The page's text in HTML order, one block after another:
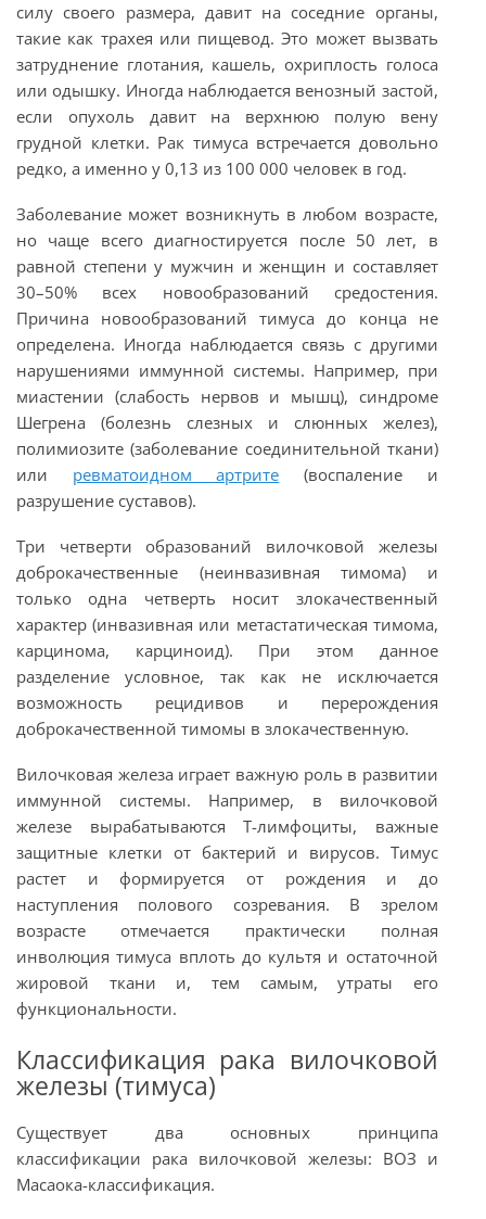
силу своего размера, давит на соседние органы,
такие как трахея или пищевод. Это может вызвать
затруднение глотания, кашель, охриплость голоса
или одышку. Иногда наблюдается венозный застой,
если опухоль давит на верхнюю полую вену
грудной клетки. Рак тимуса встречается довольно
редко, а именно у 0,13 из 100 000 человек в год.
Заболевание может возникнуть в любом возрасте,
но чаще всего диагностируется после 50 лет, в
равной степени у мужчин и женщин и составляет
30–50% всех новообразований средостения.
Причина новообразований тимуса до конца не
определена. Иногда наблюдается связь с другими
нарушениями иммунной системы. Например, при
миастении (слабость нервов и мышц), синдроме
Шегрена (болезнь слезных и слюнных желез),
полимиозите (заболевание соединительной ткани)
или ревматоидном артрите (воспаление и
разрушение суставов).
Три четверти образований вилочковой железы
доброкачественные (неинвазивная тимома) и
только одна четверть носит злокачественный
характер (инвазивная или метастатическая тимома,
карцинома, карциноид). При этом данное
разделение условное, так как не исключаетcя
возможность рецидивов и перерождения
доброкачественной тимомы в злокачественную.
Вилочковая железа играет важную роль в развитии
иммунной системы. Например, в вилочковой
железе вырабатываются Т-лимфоциты, важные
защитные клетки от бактерий и вирусов. Тимус
растет и формируется от рождения и до
наступления полового созревания. В зрелом
возрасте отмечается практически полная
инволюция тимуса вплоть до культя и остаточной
жировой ткани и, тем самым, утраты его
функциональности.
Классификация рака вилочковой
железы (тимуса)
Существует два основных принципа
классификации рака вилочковой железы: ВОЗ и
Масаока-классификация.